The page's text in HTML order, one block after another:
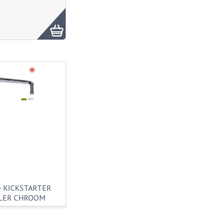
CHROOM